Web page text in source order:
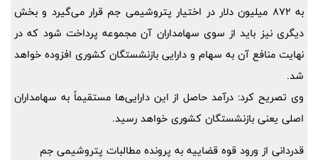
به 872 میلیون دلار در اختیار پتروشیمی جم قرار می‌گیرد و بخش
دیگری نیز باید از سوی سهامداران آن مجموعه پرداخت شود که در
نهایت منافع آن به سهام و دارایی بازنشستگان کشوری افزوده خواهد
شد.
وی تصریح کرد: درآمد حاصل از این دارایی‌ها مستقیماً به سهامداران
اصلی یعنی بازنشستگان کشوری خواهد رسید.
قدردانی از ورود قوه قضاییه به پرونده مطالبات پتروشیمی جم